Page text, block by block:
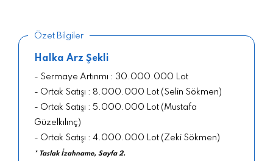
Özet Bilgiler
Halka Arz Şekli
- Sermaye Artırımı : 30.000.000 Lot
- Ortak Satışı : 8.000.000 Lot (Selin Sökmen)
- Ortak Satışı : 5.000.000 Lot (Mustafa
Güzelkılınç)
- Ortak Satışı : 4.000.000 Lot (Zeki Sökmen)
* Taslak İzahname, Sayfa 2.